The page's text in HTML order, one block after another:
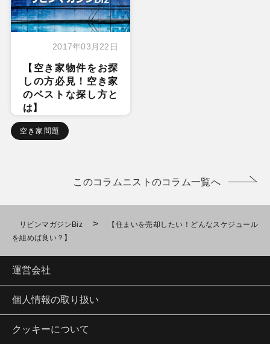
2017年03月22日
【空き家物件をお探
しの方必見！空き家
のベストな探し方と
は】
空き家問題
このコラムニストのコラム一覧へ
リビンマガジンBiz >
【住まいを売却したい！どんなスケジュール
を組めば良い？】
運営会社
個人情報の取り扱い
クッキーについて